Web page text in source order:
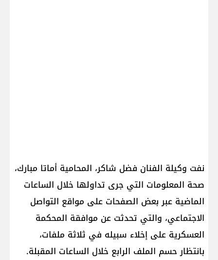
نفت وكيلة الفنان فضل شاكر، المحامية أماتا مبارك،
صحة المعلومات التي جرى تداولها خلال الساعات
الماضية عبر بعض الصفحات على مواقع التواصل
الاجتماعي، والتي تحدثت عن موافقة المحكمة
العسكرية على إخلاء سبيله في ثلاثة ملفات،
بانتظار حسم الملف الرابع خلال الساعات المقبلة.